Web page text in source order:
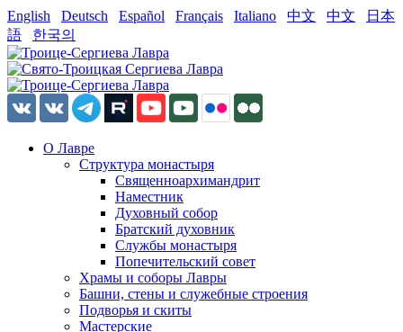
English Deutsch Español Français Italiano 中文 中文
日本
語
한국의
О Лавре
Структура монастыря
Священноархимандрит
Наместник
Духовный собор
Братский духовник
Службы монастыря
Попечительский совет
Храмы и соборы Лавры
Башни, стены и служебные строения
Подворья и скиты
Мастерские